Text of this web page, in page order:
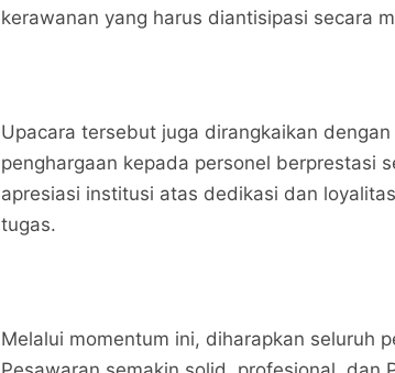
kerawanan yang harus diantisipasi secara
Upacara tersebut juga dirangkaikan
penghargaan kepada personel berprestasi
apresiasi institusi atas dedikasi dan
tugas.
Melalui momentum ini, diharapkan seluruh